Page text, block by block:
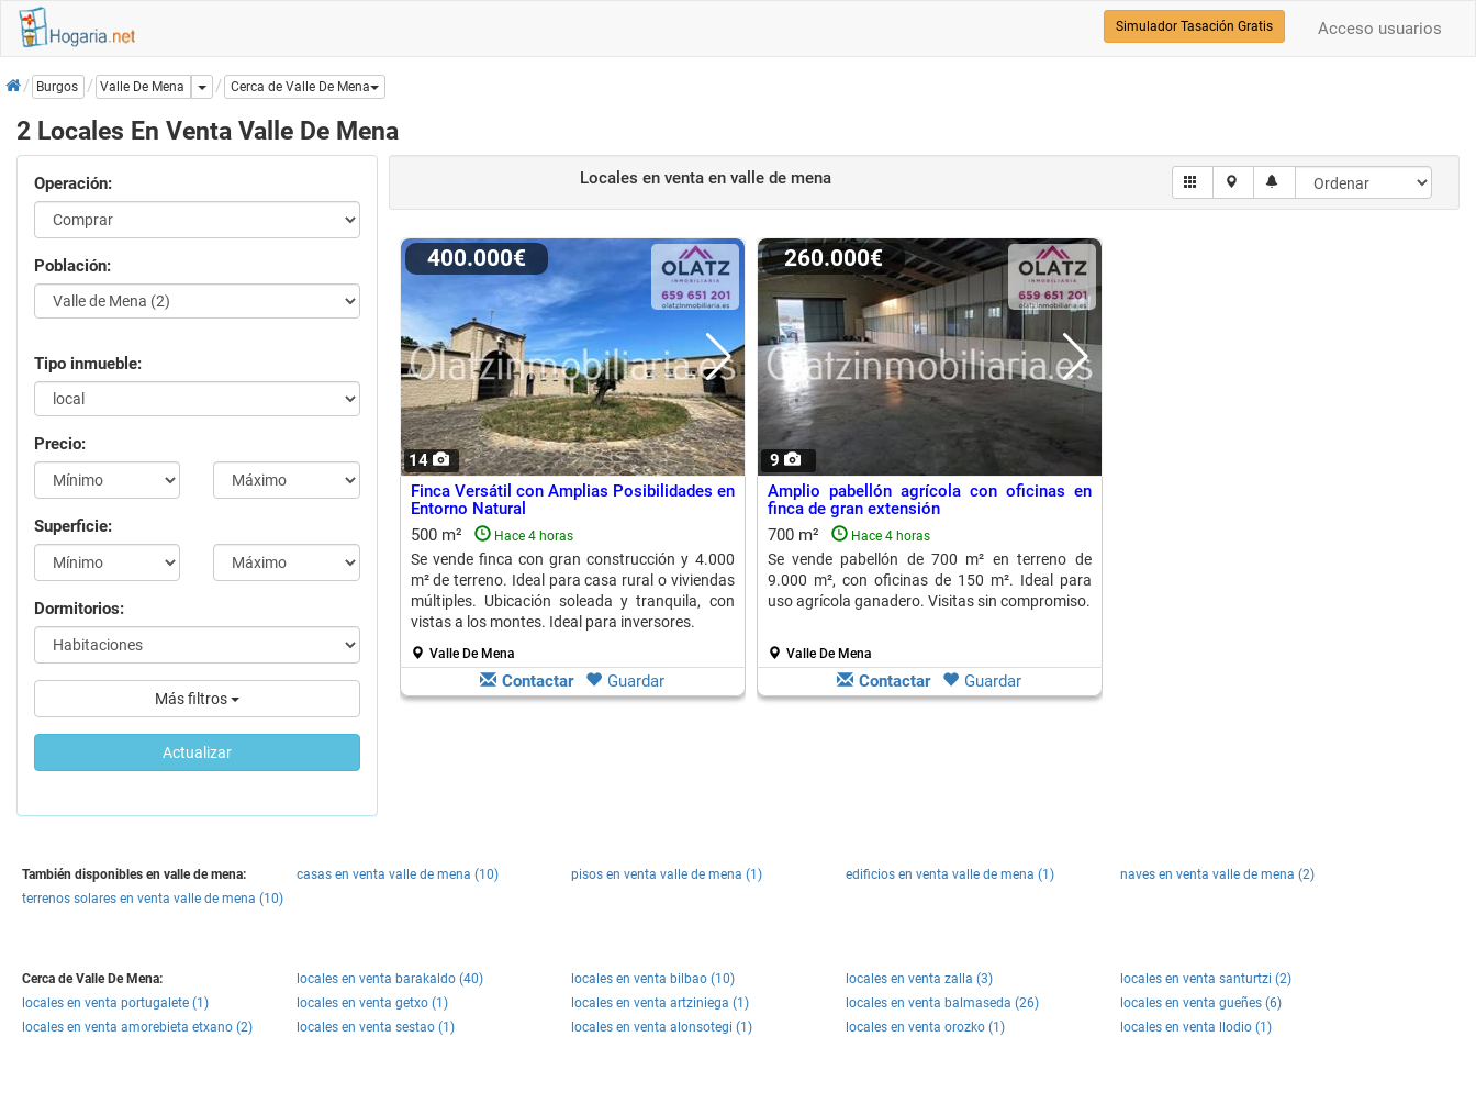
Acceso usuarios
Simulador Tasación Gratis
InicioBurgos Valle De Mena Dropdown
Cerca de Valle De Mena
2 Locales En Venta Valle De Mena
Operación:
Población:
Tipo inmueble:
Precio:
Superficie:
Dormitorios:
Más filtros
Actualizar
Locales en ventaen valle de mena
14
400.000€
Finca Versátil con Amplias Posibilidades en
Entorno Natural
500 m²
Hace 4 horas
Se vende finca con gran construcción y 4.000
m² de terreno. Ideal para casa rural o viviendas
múltiples. Ubicación soleada y tranquila, con
vistas a los montes. Ideal para inversores.
Valle De Mena
Contactar Guardar
9
260.000€
Amplio pabellón agrícola con oficinas en
finca de gran extensión
700 m²
Hace 4 horas
Se vende pabellón de 700 m² en terreno de
9.000 m², con oficinas de 150 m². Ideal para
uso agrícola ganadero. Visitas sin compromiso.
Valle De Mena
Contactar Guardar
También disponibles en valle de mena: casas en venta valle de mena (10) pisos en venta valle de mena (1) edificios en venta valle de mena (1)
naves en venta valle de mena (2)
terrenos solares en venta valle de mena (10)
Cerca de Valle De Mena: locales en venta barakaldo (40) locales en venta bilbao (10) locales en venta zalla (3)
locales en venta santurtzi (2)
locales en venta portugalete (1)
locales en venta getxo (1) locales en venta artziniega (1) locales en venta balmaseda (26)
locales en venta gueñes (6)
locales en venta amorebieta etxano (2)
locales en venta sestao (1) locales en venta alonsotegi (1) locales en venta orozko (1) locales en venta llodio (1)